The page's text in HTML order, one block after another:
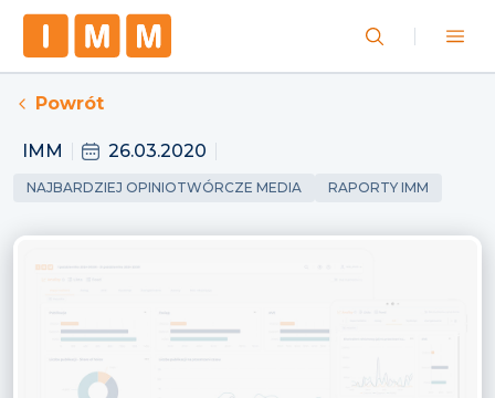
Powrót
IMM 26.03.2020
NAJBARDZIEJ OPINIOTWÓRCZE MEDIA RAPORTY IMM